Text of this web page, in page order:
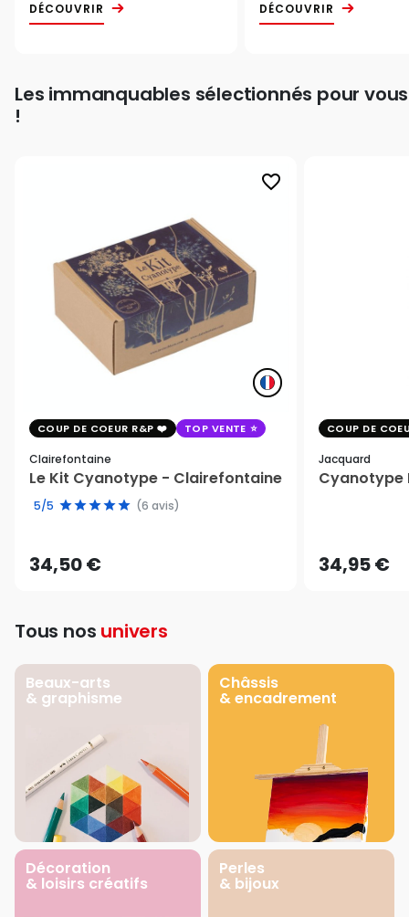
DÉCOUVRIR DÉCOUVRIR
Les immanquables sélectionnés pour vous
!
favorite_border
COUP DE COEUR R&P TOP VENTE
Clairefontaine
Le Kit Cyanotype - Clairefontaine
5/5 (6 avis)
34,50 €
COUP DE
Jacquard
Cyanotype
34,95 €
Tous nos univers
Beaux-arts
& graphisme
Châssis
& encadrement
Décoration
& loisirs créatifs
Perles
& bijoux